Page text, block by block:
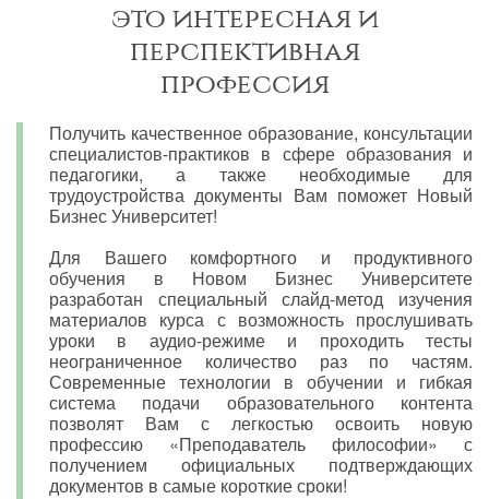
это интересная и
перспективная
профессия
Получить качественное образование, консультации
специалистов-практиков в сфере образования и
педагогики, а также необходимые для
трудоустройства документы Вам поможет Новый
Бизнес Университет!
Для Вашего комфортного и продуктивного
обучения в Новом Бизнес Университете
разработан специальный слайд-метод изучения
материалов курса с возможность прослушивать
уроки в аудио-режиме и проходить тесты
неограниченное количество раз по частям.
Современные технологии в обучении и гибкая
система подачи образовательного контента
позволят Вам с легкостью освоить новую
профессию «Преподаватель философии» с
получением официальных подтверждающих
документов в самые короткие сроки!